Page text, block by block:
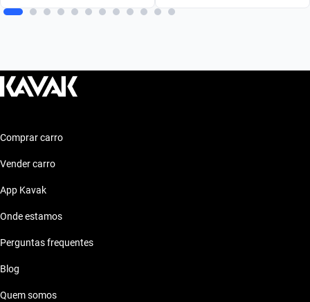
Comprar carro
Vender carro
App Kavak
Onde estamos
Perguntas frequentes
Blog
Quem somos